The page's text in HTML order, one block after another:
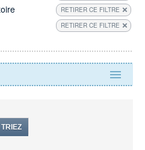
RETIRER CE FILTRE
RETIRER CE FILTRE
TRIEZ